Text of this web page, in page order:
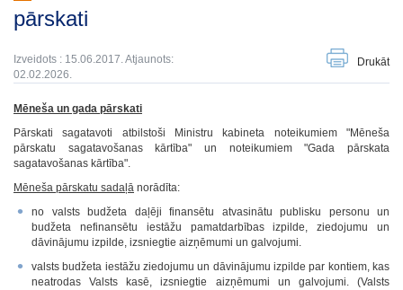
pārskati
Izveidots : 15.06.2017. Atjaunots:
02.02.2026.
Drukāt
Mēneša un gada pārskati
Pārskati sagatavoti atbilstoši Ministru kabineta noteikumiem "Mēneša
pārskatu sagatavošanas kārtība" un noteikumiem "Gada pārskata
sagatavošanas kārtība".
Mēneša pārskatu sadaļā norādīta:
no valsts budžeta daļēji finansētu atvasinātu publisku personu un
budžeta nefinansētu iestāžu pamatdarbības izpilde, ziedojumu un
dāvinājumu izpilde, izsniegtie aizņēmumi un galvojumi.
valsts budžeta iestāžu ziedojumu un dāvinājumu izpilde par kontiem, kas
neatrodas Valsts kasē, izsniegtie aizņēmumi un galvojumi. (Valsts